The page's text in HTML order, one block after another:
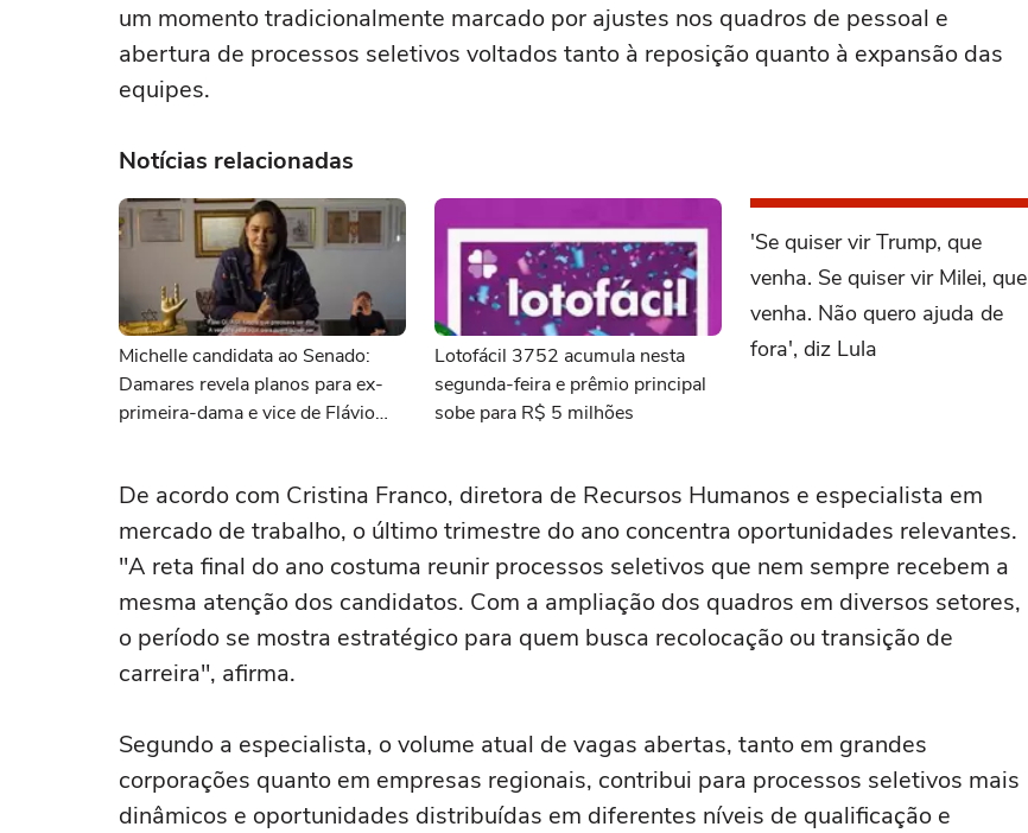
um momento tradicionalmente marcado por ajustes nos quadros de pessoal e
abertura de processos seletivos voltados tanto à reposição quanto à expansão das
equipes.
Notícias relacionadas
Michelle candidata ao Senado:
Damares revela planos para ex-
primeira-dama e vice de Flávio
Lotofácil 3752 acumula nesta
segunda-feira e prêmio principal
sobe para R$ 5 milhões
'Se quiser vir Trump, que
venha. Se quiser vir Milei, que
venha. Não quero ajuda de
fora', diz Lula
De acordo com Cristina Franco, diretora de Recursos Humanos e especialista em
mercado de trabalho, o último trimestre do ano concentra oportunidades relevantes.
"A reta final do ano costuma reunir processos seletivos que nem sempre recebem a
mesma atenção dos candidatos. Com a ampliação dos quadros em diversos setores,
o período se mostra estratégico para quem busca recolocação ou transição de
carreira", afirma.
Segundo a especialista, o volume atual de vagas abertas, tanto em grandes
corporações quanto em empresas regionais, contribui para processos seletivos mais
dinâmicos e oportunidades distribuídas em diferentes níveis de qualificação e